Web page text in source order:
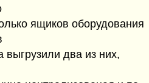
ящиков оборудования
выгрузили два из них,